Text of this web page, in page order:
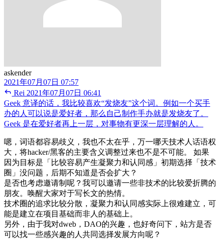
askender
2021年07月07日 07:57
Rei 2021年07月07日 06:41
Geek 意译的话，我比较喜欢“发烧友”这个词。例如一个买手
办的人可以说是爱好者，那么自己制作手办就是发烧友了。
Geek 是在爱好者再上一层，对事物有更深一层理解的人。
嗯，词语都容易歧义，我也不太在乎，万一哪天技术人话语权
大，将hacker/黑客的主要含义调整过来也不是不可能。 如果
因为目标是「比较容易产生凝聚力和认同感」初期选择「技术
圈」没问题，后期不知道是否会扩大？
是否也考虑邀请制呢？我可以邀请一些非技术的比较爱折腾的
朋友。唤醒大家对于写长文的热情。
技术圈的追求比较分散，凝聚力和认同感实际上很难建立，可
能是建立在项目基础而非人的基础上。
另外，由于我对dweb，DAO的兴趣，也好奇问下，站方是否
可以找一些感兴趣的人共同选择发展方向呢？